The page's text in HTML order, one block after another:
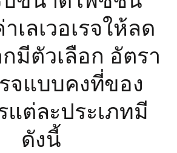
เลเวอเรจให้ลด
มีตัวเลือก อัตรา
รจแบบคงที่ของ
แต่ละประเภทมี
ดังนี้